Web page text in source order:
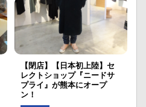
【閉店】【日本初上陸】セ
レクトショップ『ニードサ
プライ』が熊本にオープ
ン！